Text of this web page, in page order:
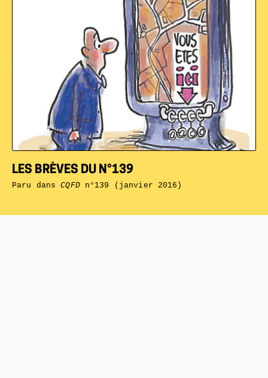
LES BRÈVES DU N°139
Paru dansCQFDn°139 (janvier 2016)